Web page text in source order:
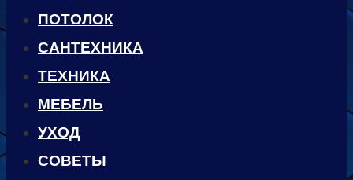
ПОТОЛОК
САНТЕХНИКА
ТЕХНИКА
МЕБЕЛЬ
УХОД
CОВЕТЫ